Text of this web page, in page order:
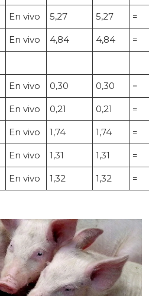
En vivo 5,27 5,27 =
En vivo 4,84 4,84 =
En vivo 0,30 0,30 =
En vivo 0,21 0,21 =
En vivo 1,74 1,74 =
En vivo 1,31 1,31 =
En vivo 1,32 1,32 =